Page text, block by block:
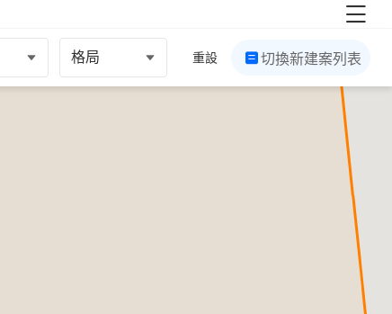
格局 重設 切換新建案列表